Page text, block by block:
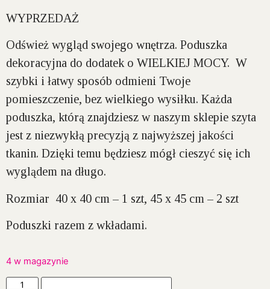
WYPRZEDAŻ
Odśwież wygląd swojego wnętrza. Poduszka
dekoracyjna do dodatek o WIELKIEJ MOCY. W
szybki i łatwy sposób odmieni Twoje
pomieszczenie, bez wielkiego wysiłku. Każda
poduszka, którą znajdziesz w naszym sklepie szyta
jest z niezwykłą precyzją z najwyższej jakości
tkanin. Dzięki temu będziesz mógł cieszyć się ich
wyglądem na długo.
Rozmiar 40 x 40 cm – 1 szt, 45 x 45 cm – 2 szt
Poduszki razem z wkładami.
4 w magazynie